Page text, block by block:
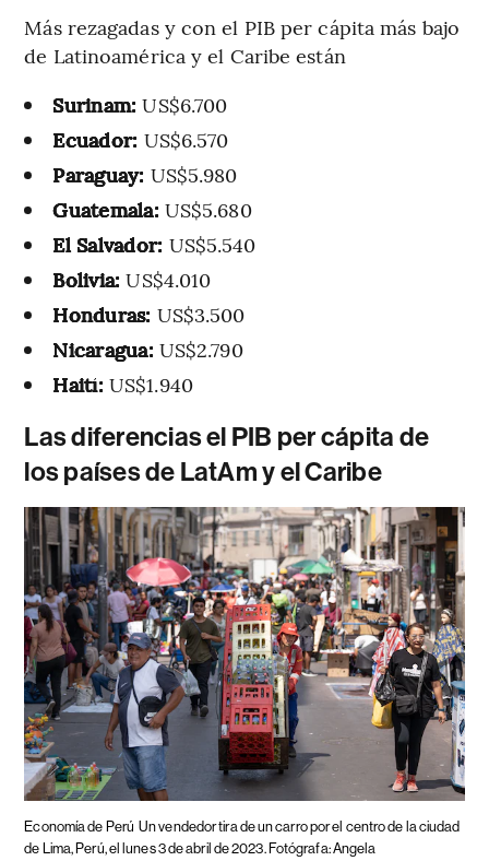
Más rezagadas y con el PIB per cápita más bajo
de Latinoamérica y el Caribe están
Surinam: US$6.700
Ecuador: US$6.570
Paraguay: US$5.980
Guatemala: US$5.680
El Salvador: US$5.540
Bolivia: US$4.010
Honduras: US$3.500
Nicaragua: US$2.790
Haití:US$1.940
Las diferencias el PIB per cápita de
los países de LatAm y el Caribe
Economía de Perú Un vendedor tira de un carro por el centro de la ciudad
de Lima, Perú, el lunes 3 de abril de 2023. Fotógrafa: Angela